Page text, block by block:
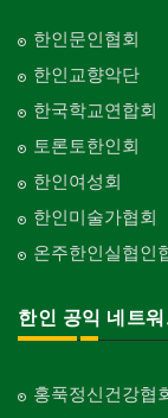
한인문인협회
한인교향악단
한국학교연합회
토론토한인회
한인여성회
한인미술가협회
온주한인실협인
한인 공익 네트
홍푹정신건강협